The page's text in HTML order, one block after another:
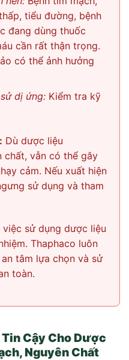
tiểu đường, bệnh
đang dùng thuốc
cần rất thận trọng.
có thể ảnh hưởng
dị ứng:Kiểm tra kỹ
Dù dược liệu
chất, vẫn có thể gây
cảm. Nếu xuất hiện
sử dụng và tham
sử dụng dược liệu
Thaphaco luôn
tâm lựa chọn và sử
toàn.
Cậy Cho Dược
Nguyên Chất